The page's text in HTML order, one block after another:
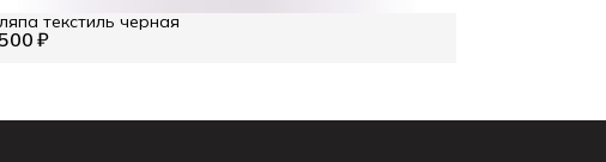
₽
текстиль черная